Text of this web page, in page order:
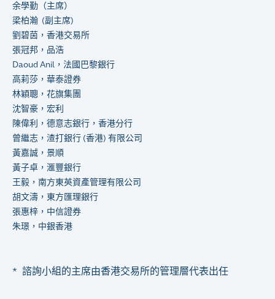
余學勤（主席）
梁柏瀚 (副主席)
劉碧茵，香港交易所
張冠邦，品浩
Daoud Anil，法國巴黎銀行
高莉莎，華泰證券
林穎聰，花旗集團
沈智豪，宏利
陳偉利，德意志銀行，香港分行
曾繼志，渣打銀行 (香港) 有限公司
黃嘉誠，景順
黃子卓，滙豐銀行
王毅，南方東英資產管理有限公司
胡文濤，東方匯理銀行
張惠梓，中信證券
朱璟，中銀香港
* 諮詢小組的主席由香港交易所的管理層代表出任